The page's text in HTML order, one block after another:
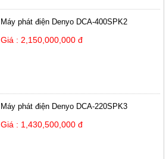
Máy phát điện Denyo DCA-400SPK2
Giá : 2,150,000,000 đ
Máy phát điện Denyo DCA-220SPK3
Giá : 1,430,500,000 đ